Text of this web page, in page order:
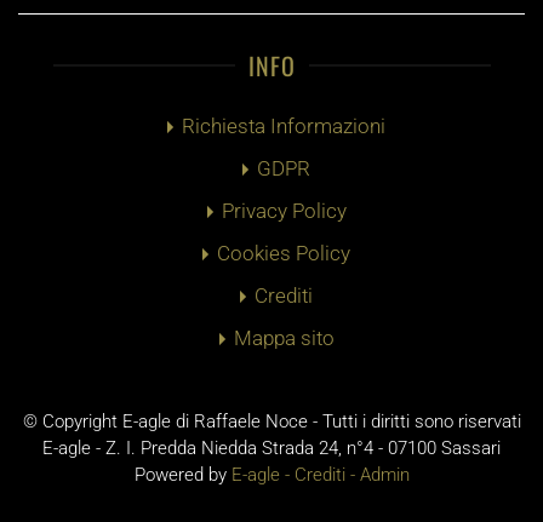
INFO
Richiesta Informazioni
GDPR
Privacy Policy
Cookies Policy
Crediti
Mappa sito
© Copyright E-agle di Raffaele Noce - Tutti i diritti sono riservati
E-agle - Z. I. Predda Niedda Strada 24, n°4 - 07100 Sassari
Powered by E-agle - Crediti- Admin